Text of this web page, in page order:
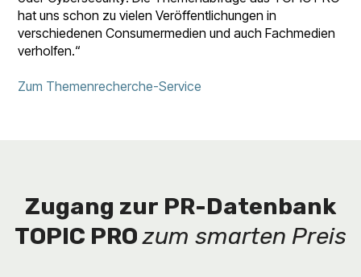
hat uns schon zu vielen Veröffentlichungen in
verschiedenen Consumermedien und auch Fachmedien
verholfen.“
Zum Themenrecherche-Service
Zugang zur PR-Datenbank
TOPIC PROzum smarten Preis